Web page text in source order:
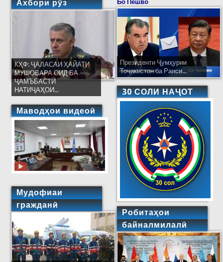
Ахбори рӯз
КҲФ: ҶАЛАСАИ ҲАЙАТИ
МУШОВАРА ОИД БА
ҶАМЪБАСТИ
НАТИҶАҲОИ...
Маводҳои видеоӣ
Мудофиаи
гражданӣ
Бо Пешво
Президенти Ҷумҳурии
Тоҷикистон ба Раиси...
30 СОЛИ НАҶОТ
Робитаҳои
байналмилалӣ